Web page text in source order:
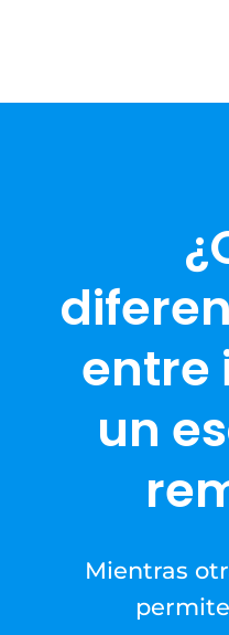
entre
un
Mientras